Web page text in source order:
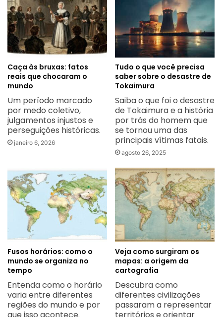
Caça às bruxas: fatos
reais que chocaram o
mundo
Um período marcado
por medo coletivo,
julgamentos injustos e
perseguições históricas.
janeiro 6, 2026
Tudo o que você precisa
saber sobre o desastre de
Tokaimura
Saiba o que foi o desastre
de Tokaimura e a história
por trás do homem que
se tornou uma das
principais vítimas fatais.
agosto 26, 2025
Fusos horários: como o
mundo se organiza no
tempo
Entenda como o horário
varia entre diferentes
regiões do mundo e por
que isso acontece.
Veja como surgiram os
mapas: a origem da
cartografia
Descubra como
diferentes civilizações
passaram a representar
territórios e orientar